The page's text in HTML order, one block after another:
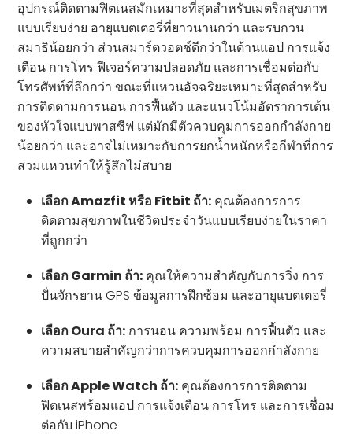
อุปกรณ์ติดตามฟิตเนสมักเหมาะที่สุดสำหรับเมตริกสุขภาพ
แบบเรียบง่าย อายุแบตเตอรี่ที่ยาวนานกว่า และรบกวน
สมาธิน้อยกว่า ส่วนสมาร์ตวอตช์ดีกว่าในด้านแอป การแจ้ง
เตือน การโทร ฟีเจอร์ความปลอดภัย และการเชื่อมต่อกับ
โทรศัพท์ที่ลึกกว่า ขณะที่แหวนอัจฉริยะเหมาะที่สุดสำหรับ
การติดตามการนอน การฟื้นตัว และแนวโน้มอัตราการเต้น
ของหัวใจแบบพาสซีฟ แต่มักมีตัวควบคุมการออกกำลังกาย
น้อยกว่า และอาจไม่เหมาะกับการยกน้ำหนักหรือกีฬาที่การ
สวมแหวนทำให้รู้สึกไม่สบาย
เลือก Amazfit หรือ Fitbit ถ้า: คุณต้องการการ
ติดตามสุขภาพในชีวิตประจำวันแบบเรียบง่ายในราคา
ที่ถูกกว่า
เลือก Garmin ถ้า: คุณให้ความสำคัญกับการวิ่ง การ
ปั่นจักรยาน GPS ข้อมูลการฝึกซ้อม และอายุแบตเตอรี่
เลือก Oura ถ้า: การนอน ความพร้อม การฟื้นตัว และ
ความสบายสำคัญกว่าการควบคุมการออกกำลังกาย
เลือก Apple Watch ถ้า: คุณต้องการการติดตาม
ฟิตเนสพร้อมแอป การแจ้งเตือน การโทร และการเชื่อม
ต่อกับ iPhone